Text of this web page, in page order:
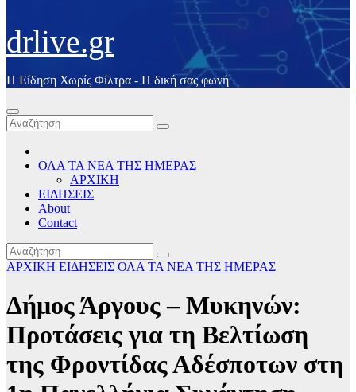
drlive.gr
Η Είδηση Χωρίς Φίλτρα - H δική σας φωνή
ΟΛΑ ΤΑ ΝΕΑ ΤΗΣ ΗΜΕΡΑΣ
ΑΡΧΙΚΗ
ΕΙΔΗΣΕΙΣ
About
Contact
ΑΡΧΙΚΗ ΕΙΔΗΣΕΙΣ ΟΛΑ ΤΑ ΝΕΑ ΤΗΣ ΗΜΕΡΑΣ
Δήμος Άργους – Μυκηνών:
Προτάσεις για τη Βελτίωση
της Φροντίδας Αδέσποτων στη